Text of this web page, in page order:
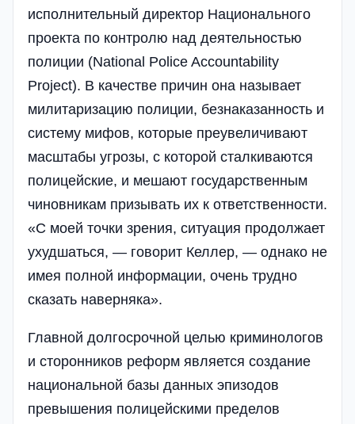
исполнительный директор Национального
проекта по контролю над деятельностью
полиции (National Police Accountability
Project). В качестве причин она называет
милитаризацию полиции, безнаказанность и
систему мифов, которые преувеличивают
масштабы угрозы, с которой сталкиваются
полицейские, и мешают государственным
чиновникам призывать их к ответственности.
«С моей точки зрения, ситуация продолжает
ухудшаться, — говорит Келлер, — однако не
имея полной информации, очень трудно
сказать наверняка».
Главной долгосрочной целью криминологов
и сторонников реформ является создание
национальной базы данных эпизодов
превышения полицейскими пределов